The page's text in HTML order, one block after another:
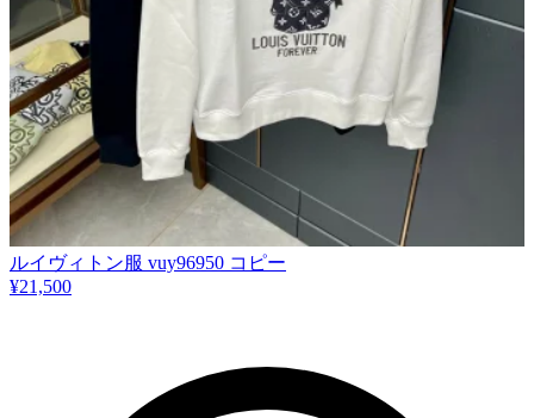
​ルイヴィトン服 vuy96950 コピー
¥21,500